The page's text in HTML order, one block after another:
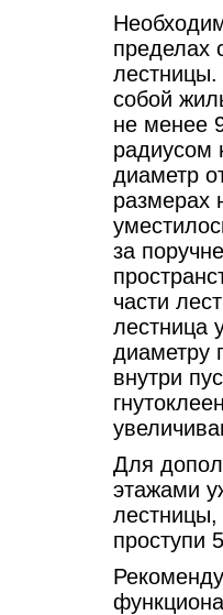
пределах
собой
не менее
радиусом
диаметр
размерах
за
части
лестница
диаметру
внутри
Для
этажами
проступи